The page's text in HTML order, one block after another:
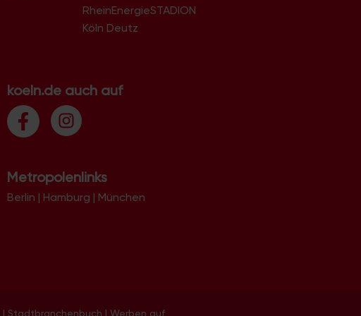
RheinEnergieSTADION
Köln Deutz
koeln.de auch auf
Metropolenlinks
Berlin | Hamburg | München
| Stadtbranchenbuch | Werben auf